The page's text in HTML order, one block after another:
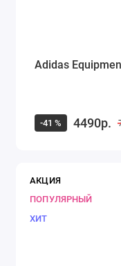
Adidas
-41 % 4490р.
АКЦИЯ
ПОПУЛЯРНЫЙ
ХИТ